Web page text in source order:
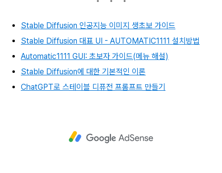
Stable Diffusion 인공지능 이미지 생초보 가이드
Stable Diffusion 대표 UI - AUTOMATIC1111 설치방법
Automatic1111 GUI: 초보자 가이드(메뉴 해설)
Stable Diffusion에 대한 기본적인 이론
ChatGPT로 스테이블 디퓨전 프롬프트 만들기